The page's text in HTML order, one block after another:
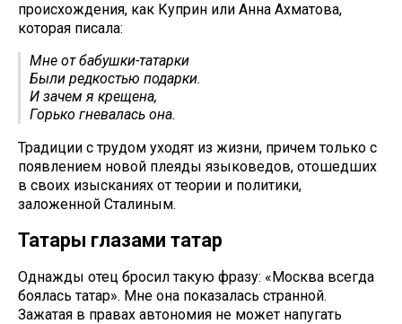
происхождения, как Куприн или Анна Ахматова,
которая писала:
Мне от бабушки-татарки
Были редкостью подарки.
И зачем я крещена,
Горько гневалась она.
Традиции с трудом уходят из жизни, причем только с
появлением новой плеяды языковедов, отошедших
в своих изысканиях от теории и политики,
заложенной Сталиным.
Татары глазами татар
Однажды отец бросил такую фразу: «Москва всегда
боялась татар». Мне она показалась странной.
Зажатая в правах автономия не может напугать